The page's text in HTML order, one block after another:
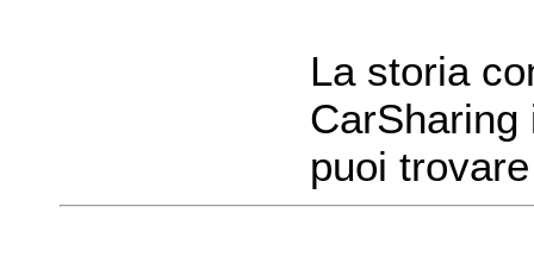
La storia
puoi